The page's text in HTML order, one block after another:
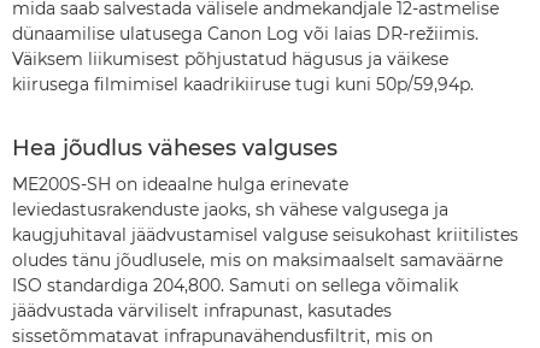
mida saab salvestada välisele andmekandjale 12-astmelise
dünaamilise ulatusega Canon Log või laias DR-režiimis.
Väiksem liikumisest põhjustatud hägusus ja väikese
kiirusega filmimisel kaadrikiiruse tugi kuni 50p/59,94p.
Hea jõudlus väheses valguses
ME200S-SH on ideaalne hulga erinevate
leviedastusrakenduste jaoks, sh vähese valgusega ja
kaugjuhitaval jäädvustamisel valguse seisukohast kriitilistes
oludes tänu jõudlusele, mis on maksimaalselt samaväärne
ISO standardiga 204,800. Samuti on sellega võimalik
jäädvustada värviliselt infrapunast, kasutades
sissetõmmatavat infrapunavähendusfiltrit, mis on